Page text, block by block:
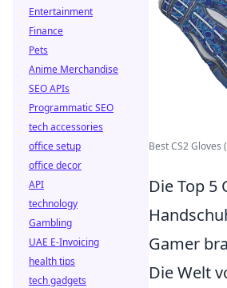
Best CS2 Gloves
Die Top 5
Gamer
Die Welt
Entertainment
Finance
Pets
Anime Merchandise
SEO APIs
Programmatic SEO
tech accessories
office setup
office decor
API
technology
Gambling
UAE E-Invoicing
health tips
tech gadgets